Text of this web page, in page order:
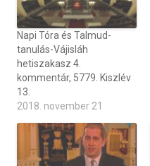
Napi Tóra és Talmud-
tanulás-Vájisláh
hetiszakasz 4.
kommentár, 5779. Kiszlév
13.
2018. november 21